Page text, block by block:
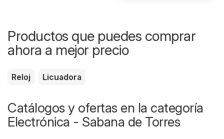
Productos que puedes comprar
ahora a mejor precio
Reloj Licuadora
Catálogos y ofertas en la categoría
Electrónica - Sabana de Torres